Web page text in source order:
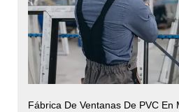
Fábrica De Ventanas De PVC En